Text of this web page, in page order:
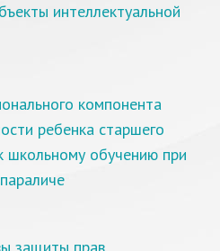
интеллектуальной
компонента
ребенка старшего
школьному обучению при